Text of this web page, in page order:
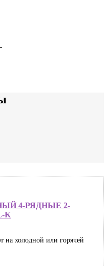
4-РЯДНЫЕ 2-
K
на холодной или горячей